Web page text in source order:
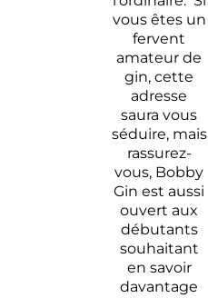
vous êtes un
fervent
amateur de
gin, cette
adresse
saura vous
séduire, mais
rassurez-
vous, Bobby
Gin est aussi
ouvert aux
débutants
souhaitant
en savoir
davantage